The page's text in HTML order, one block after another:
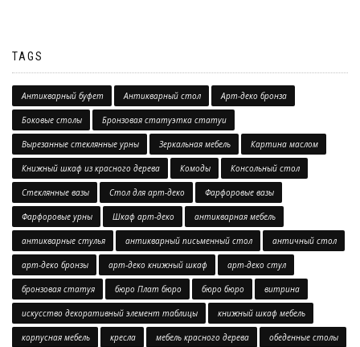
TAGS
Антикварный буфет Антикварный стол Арт-деко бронза
Боковые столы Бронзовая статуэтка статуи
Вырезанные стеклянные урны Зеркальная мебель Картина маслом
Книжный шкаф из красного дерева Комоды Консольный стол
Стеклянные вазы Стол для арт-деко Фарфоровые вазы
Фарфоровые урны Шкаф арт-деко антикварная мебель
антикварные стулья антикварный письменный стол античный стол
арт-деко бронзы арт-деко книжный шкаф арт-деко стул
бронзовая статуя бюро Плат бюро бюро бюро витрина
искусство декоративный элемент таблицы книжный шкаф мебель
корпусная мебель кресла мебель красного дерева обеденные столы